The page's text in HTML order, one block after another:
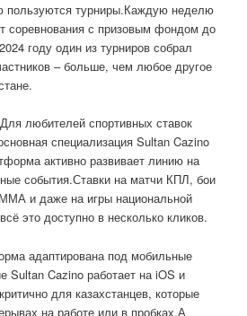
пользуются турниры.Каждую неделю
соревнования с призовым фондом до
году один из турниров собрал
– больше, чем любое другое
Для любителей спортивных ставок
специализация Sultan Cazino
активно развивает линию на
события.Ставки на матчи КПЛ, бои
ММА и даже на игры национальной
это доступно в несколько кликов.
адаптирована под мобильные
Sultan Cazino работает на iOS и
для казахстанцев, которые
на работе или в пробках.А